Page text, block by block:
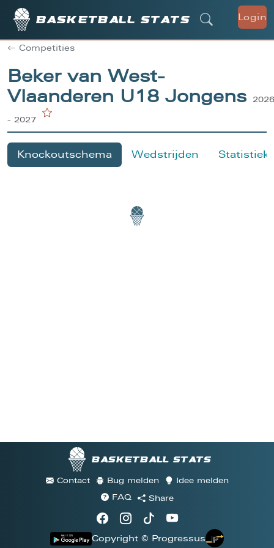
Basketball stats Login
Competities
Beker van West-
Vlaanderen U18 Jongens
2026
- 2027
Knockoutschema Wedstrijden
Basketball stats
Contact Bug melden
Idee melden
FAQ
Share
Copyright © Progressus